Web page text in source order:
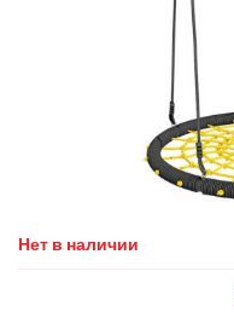
Нет в наличии